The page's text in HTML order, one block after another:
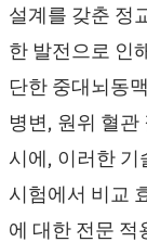
설계를 갖춘 정
한 발전으로 인
단한 중대뇌동
병변, 원위 혈
시에, 이러한
시험에서 비교
에 대한 전문 적